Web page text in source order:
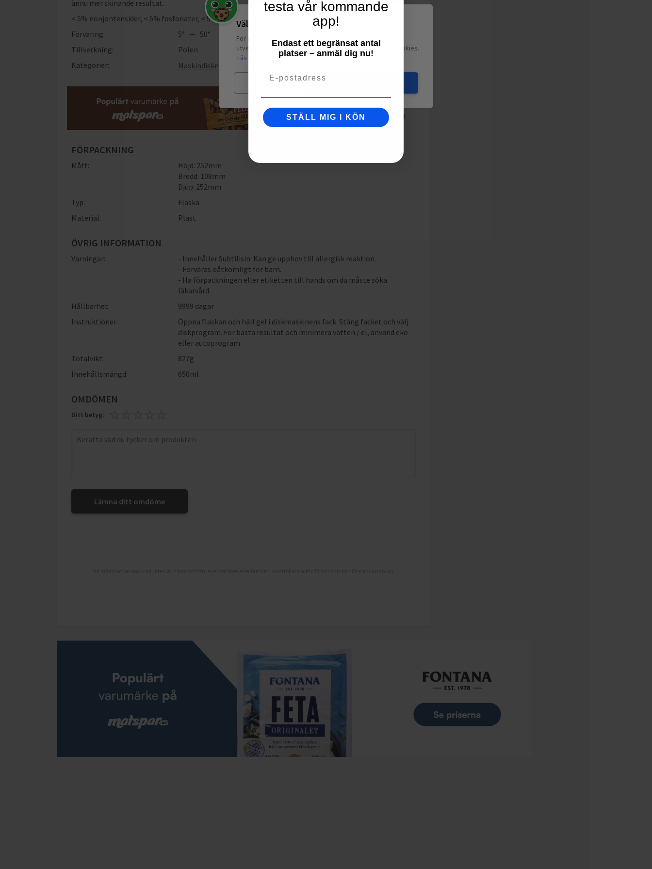
ännu mer skinande resultat.
< 5% nonjontensider, < 5% fosfonater, < 5% polycarboxilater. Inneholder enzymer (Subtilisin, Amylase)
Förvaring:
5° — 50°
Tillverkning:
Polen
Kategorier:
Maskindiskmedel
FÖRPACKNING
Mått:
Höjd: 252mm
Bredd: 108mm
Djup: 252mm
Typ:
Flaska
Material:
Plast
ÖVRIG INFORMATION
Varningar:
- Innehåller Subtilisin. Kan ge upphov till allergisk reaktion.
- Förvaras oåtkomligt för barn.
- Ha förpackningen eller etiketten till hands om du måste söka
läkarvård.
Hållbarhet:
9999 dagar
Instruktioner:
Öppna flaskan och häll gel i diskmaskinens fack. Stäng facket och välj
diskprogram. För bästa resultat och minimera vatten / el, använd eko
eller autoprogram.
Totalvikt:
827g
Innehållsmängd:
650ml
OMDÖMEN
Ditt betyg:
Lämna ditt omdöme
Välkommen till Matspar.se
För att leverera en personlig upplevelse, mäta sajtens
utveckling och ha sociala medier-koppling använder vi cookies.
Läs mer
Mina val
testa vår kommande
app!
Endast ett begränsat antal
platser – anmäl dig nu!
STÄLL MIG I KÖN